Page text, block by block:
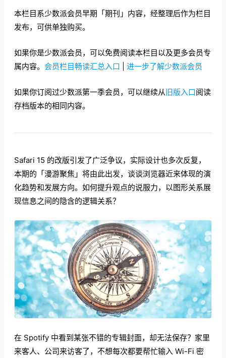
本栏目系少数派会员早期「期刊」内容，经整理后作为栏目
发布，可供单独购买。
如果你是少数派会员，可以免费阅读本栏目以及更多会员专
属内容。 会员栏目畅读汇总入口 进一步了解少数派会员
如果你订阅过少数派第一季会员，可以继续从旧版入口阅读
存档版本的相同内容。
Safari 15 的改版引发了广泛争议，实际设计也多次反复，
本期的「漫游聚焦」将由此出发，谈谈浏览器近来体现的演
化趋势和发展方向。如何提升观点的说服力，以图形关系展
现信息之间的隐含的逻辑关系？
在 Spotify 中看到某张不错的专辑封面，却无法保存？家里
来客人、公司来访客了，不想每次都要帮忙输入 Wi-Fi 密